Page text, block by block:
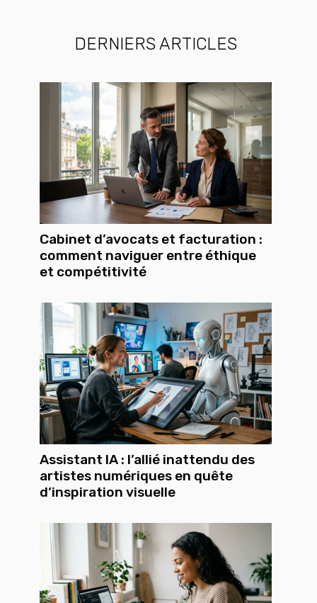
DERNIERS ARTICLES
Cabinet d’avocats et facturation :
comment naviguer entre éthique
et compétitivité
Assistant IA : l’allié inattendu des
artistes numériques en quête
d’inspiration visuelle